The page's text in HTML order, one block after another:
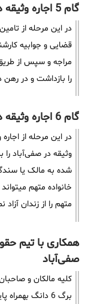
گام 5 اجاره وثیقه در صفی‌آباد (بازداشت سند)
در این مرحله از
قضایی و جوابیه
مراجه و سپس از
را بازداشت و در رهن
گام 6 اجاره وثیقه در صفی‌آباد (دریافت نامه آزادی)
در این مرحله از
وثیقه در صفی‌آباد
شده به مالک یا
خانواده متهم
متهم را از زندان آزاد
همکاری با تیم
صفی‌آباد
کلیه مالکان و
برگ 6 دانگ